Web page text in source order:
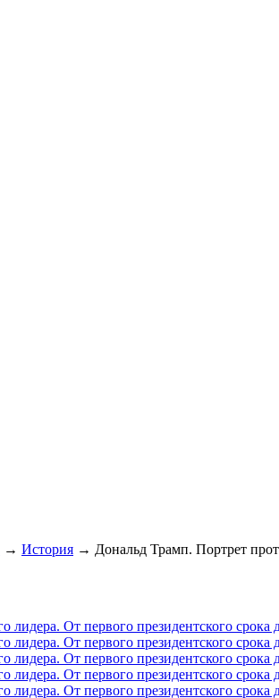
→ История → Дональд Трамп. Портрет